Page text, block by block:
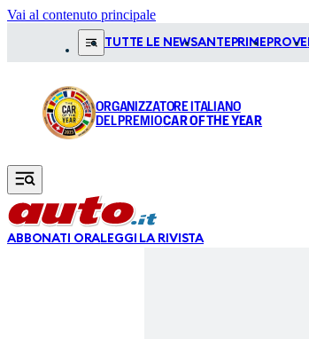
Vai al contenuto principale
TUTTE LE NEWSANTEPRIME PROVE
ORGANIZZATORE ITALIANO
DEL PREMIOCAR OF THE YEAR
ABBONATI ORALEGGI LA RIVISTA